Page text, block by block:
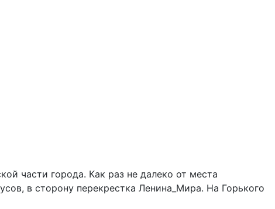
части города. Как раз не далеко от места
в сторону перекрестка Ленина_Мира. На Горького